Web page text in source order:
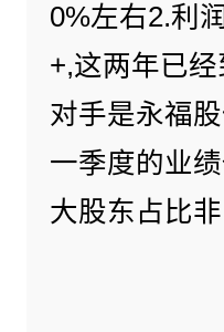
0%左右2.利
+,这两年已
对手是永福
一季度的业
大股东占比